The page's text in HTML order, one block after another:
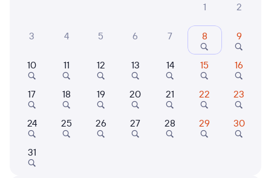
Когда
Кто едет
1
2
3 4 5 6 7 8 9
10 11 12 13 14 15 16
17 18 19 20 21 22 23
24 25 26 27 28 29 30
31